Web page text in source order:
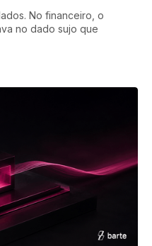
No financeiro, o
no dado sujo que